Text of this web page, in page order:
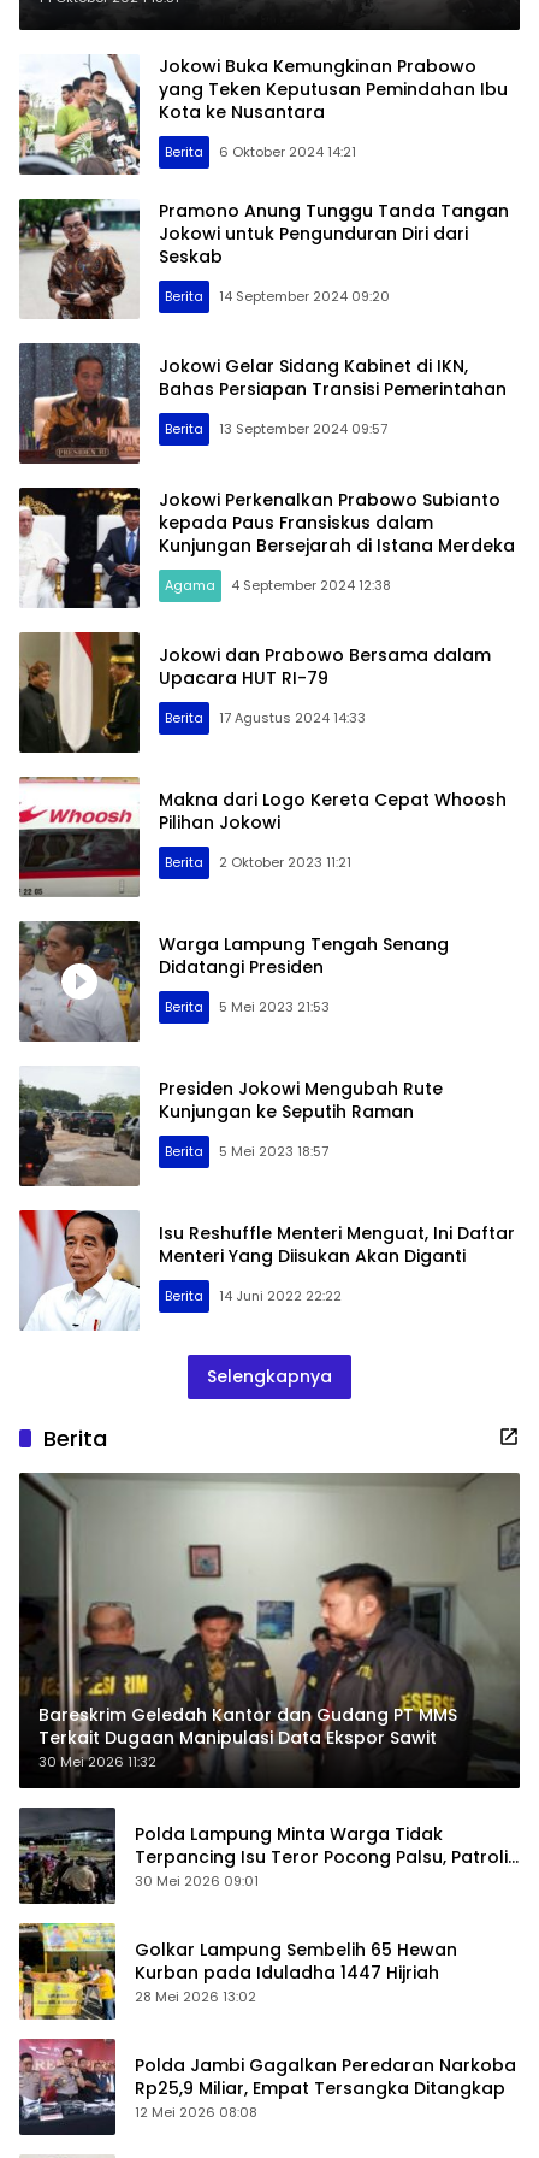
Jokowi Buka Kemungkinan Prabowo
yang Teken Keputusan Pemindahan Ibu
Kota ke Nusantara
Berita 6 Oktober 2024 14:21
Pramono Anung Tunggu Tanda Tangan
Jokowi untuk Pengunduran Diri dari
Seskab
Berita 14 September 2024 09:20
Jokowi Gelar Sidang Kabinet di IKN,
Bahas Persiapan Transisi Pemerintahan
Berita 13 September 2024 09:57
Jokowi Perkenalkan Prabowo Subianto
kepada Paus Fransiskus dalam
Kunjungan Bersejarah di Istana Merdeka
Agama 4 September 2024 12:38
Jokowi dan Prabowo Bersama dalam
Upacara HUT RI-79
Berita 17 Agustus 2024 14:33
Makna dari Logo Kereta Cepat Whoosh
Pilihan Jokowi
Berita 2 Oktober 2023 11:21
Warga Lampung Tengah Senang
Didatangi Presiden
Berita 5 Mei 2023 21:53
Presiden Jokowi Mengubah Rute
Kunjungan ke Seputih Raman
Berita 5 Mei 2023 18:57
Isu Reshuffle Menteri Menguat, Ini Daftar
Menteri Yang Diisukan Akan Diganti
Berita 14 Juni 2022 22:22
Selengkapnya
Berita
Bareskrim Geledah Kantor dan Gudang PT MMS
Terkait Dugaan Manipulasi Data Ekspor Sawit
30 Mei 2026 11:32
Polda Lampung Minta Warga Tidak
Terpancing Isu Teror Pocong Palsu, Patroli
Keamanan Ditingkatkan
30 Mei 2026 09:01
Golkar Lampung Sembelih 65 Hewan
Kurban pada Iduladha 1447 Hijriah
28 Mei 2026 13:02
Polda Jambi Gagalkan Peredaran Narkoba
Rp25,9 Miliar, Empat Tersangka Ditangkap
12 Mei 2026 08:08